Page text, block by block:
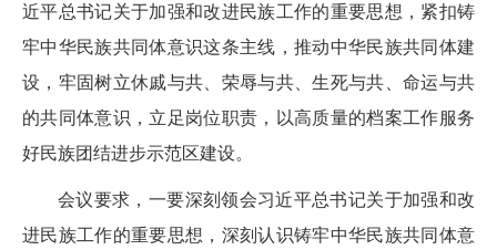
近平总书记关于加强和改进民族工作的重要思想，紧扣铸
牢中华民族共同体意识这条主线，推动中华民族共同体建
设，牢固树立休戚与共、荣辱与共、生死与共、命运与共
的共同体意识，立足岗位职责，以高质量的档案工作服务
好民族团结进步示范区建设。
会议要求，一要深刻领会习近平总书记关于加强和改
进民族工作的重要思想，深刻认识铸牢中华民族共同体意